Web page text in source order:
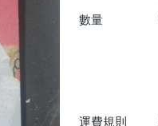
數量
運費規則